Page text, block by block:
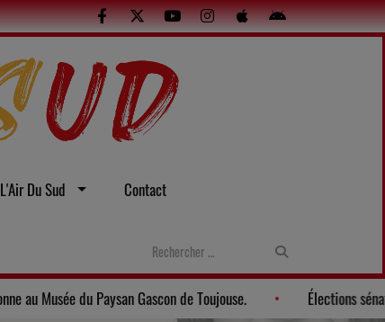
L'Air Du Sud Contact
Gers: Une soirée gasconne au Musée du Paysan Gascon de